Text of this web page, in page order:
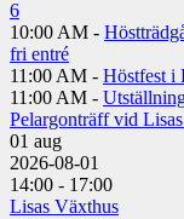
6
10:00 AM -
fri entré
11:00 AM - Höstfest i
11:00 AM -
Pelargonträff vid
01 aug
2026-08-01
14:00 - 17:00
Lisas Växthus